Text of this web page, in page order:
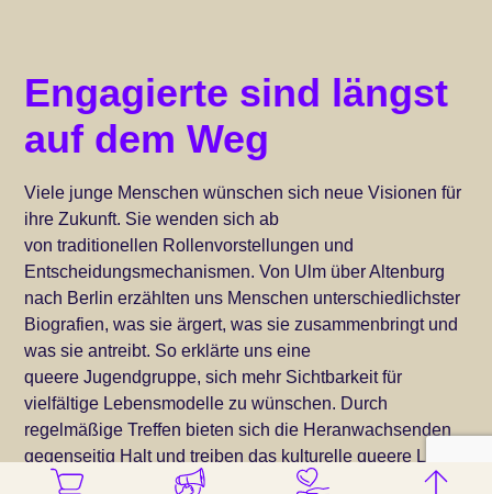
Engagierte sind längst
auf dem Weg
Viele junge Menschen wünschen sich neue Visionen für
ihre Zukunft. Sie wenden sich ab
von traditionellen Rollenvorstellungen und
Entscheidungsmechanismen. Von Ulm über Altenburg
nach Berlin erzählten uns Menschen unterschiedlichster
Biografien, was sie ärgert, was sie zusammenbringt und
was sie antreibt. So erklärte uns eine
queere Jugendgruppe, sich mehr Sichtbarkeit für
vielfältige Lebensmodelle zu wünschen. Durch
regelmäßige Treffen bieten sich die Heranwachsenden
gegenseitig Halt und treiben das kulturelle queere Leben
in ihrer Region voran.